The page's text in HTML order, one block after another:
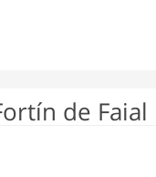
de Faial